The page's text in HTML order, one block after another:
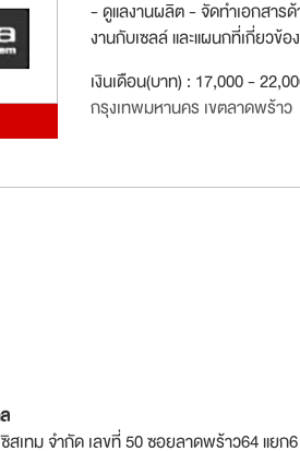
- ดูแลงานผลิต - จัดทำเอกสาร
งานกับเซลล์ และแผนกที่เกี่ยวข้
เงินเดือน(บาท) : 17,000 -
กรุงเทพมหานคร เขตลาดพร้าว
เทม จำกัด เลขที่ 50 ซอยลาดพร้าว64 แยก